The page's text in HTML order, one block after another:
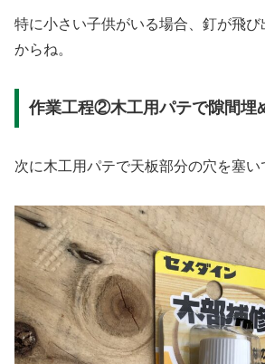
特に小さい子供がいる場合、釘が飛
からね。
作業工程②木工用パテで隙間埋
次に木工用パテで天板部分の穴を塞い